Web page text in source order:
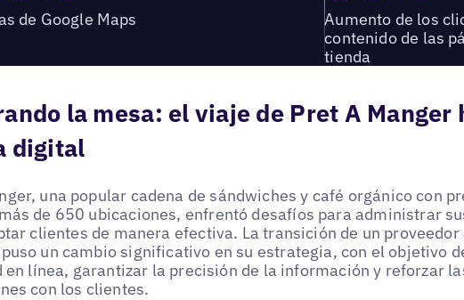
de Google Maps
Aumento de los
contenido de las
tienda
la mesa: el viaje de Pret A Manger
digital
una popular cadena de sándwiches y café orgánico con
de 650 ubicaciones, enfrentó desafíos para administrar
clientes de manera efectiva. La transición de un
un cambio significativo en su estrategia, con el objetivo
línea, garantizar la precisión de la información y reforzar
con los clientes.